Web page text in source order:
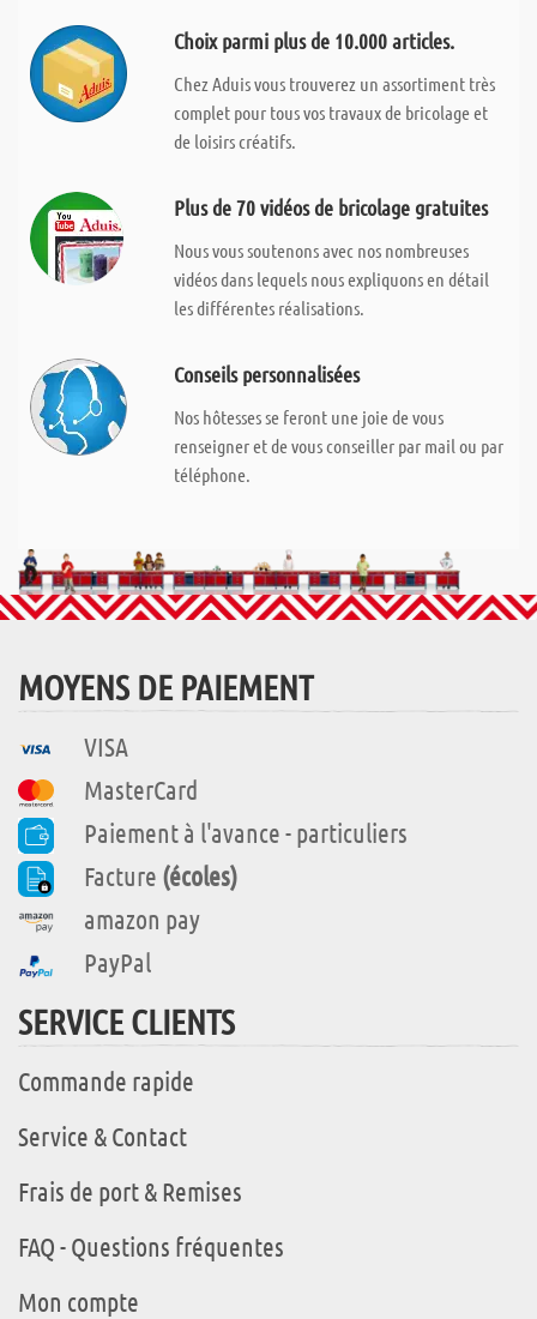
Choix parmi plus de 10.000 articles.
Chez Aduis vous trouverez un assortiment très
complet pour tous vos travaux de bricolage et
de loisirs créatifs.
Plus de 70 vidéos de bricolage gratuites
Nous vous soutenons avec nos nombreuses
vidéos dans lequels nous expliquons en détail
les différentes réalisations.
Conseils personnalisées
Nos hôtesses se feront une joie de vous
renseigner et de vous conseiller par mail ou par
téléphone.
MOYENS DE PAIEMENT
VISA
MasterCard
Paiement à l'avance - particuliers
Facture (écoles)
amazon pay
PayPal
SERVICE CLIENTS
Commande rapide
Service & Contact
Frais de port & Remises
FAQ - Questions fréquentes
Mon compte